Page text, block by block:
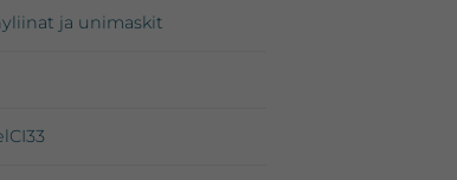
ja unimaskit